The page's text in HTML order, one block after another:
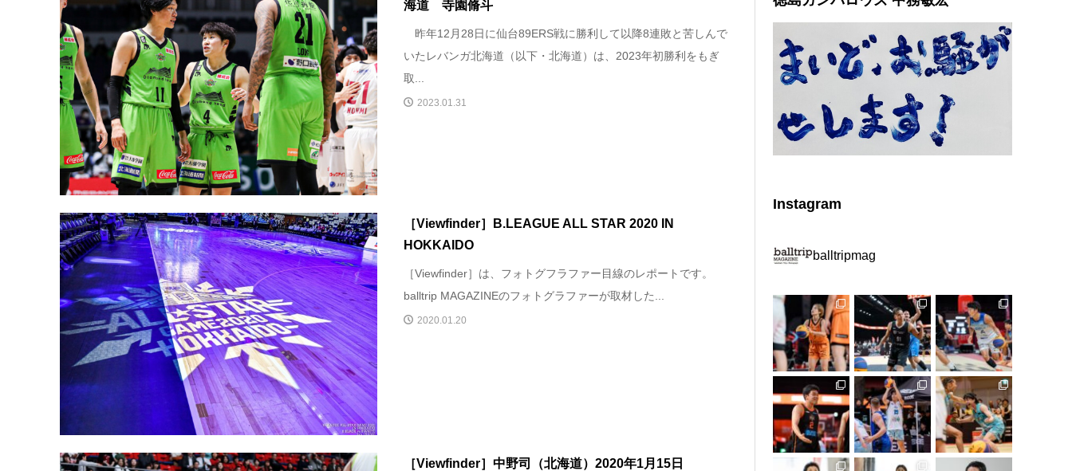
海道 寺園脩斗
昨年12月28日に仙台89ERS戦に勝利して以降8連敗と苦しんで
いたレバンガ北海道（以下・北海道）は、2023年初勝利をもぎ
取...
2023.01.31
［Viewfinder］B.LEAGUE ALL STAR 2020 IN
HOKKAIDO
［Viewfinder］は、フォトグフラファー目線のレポートです。
balltrip MAGAZINEのフォトグラファーが取材した...
2020.01.20
［Viewfinder］中野司（北海道）2020年1月15日
Instagram
balltripmag